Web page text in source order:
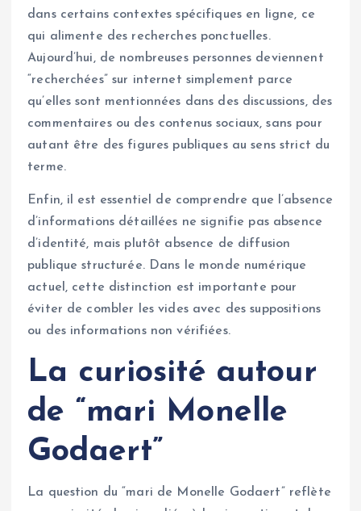
dans certains contextes spécifiques en ligne, ce
qui alimente des recherches ponctuelles.
Aujourd’hui, de nombreuses personnes deviennent
“recherchées” sur internet simplement parce
qu’elles sont mentionnées dans des discussions, des
commentaires ou des contenus sociaux, sans pour
autant être des figures publiques au sens strict du
terme.
Enfin, il est essentiel de comprendre que l’absence
d’informations détaillées ne signifie pas absence
d’identité, mais plutôt absence de diffusion
publique structurée. Dans le monde numérique
actuel, cette distinction est importante pour
éviter de combler les vides avec des suppositions
ou des informations non vérifiées.
La curiosité autour
de “mari Monelle
Godaert”
La question du “mari de Monelle Godaert” reflète